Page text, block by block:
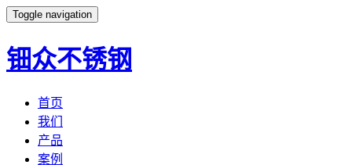
Toggle navigation
钿众不锈钢
首页
我们
产品
案例